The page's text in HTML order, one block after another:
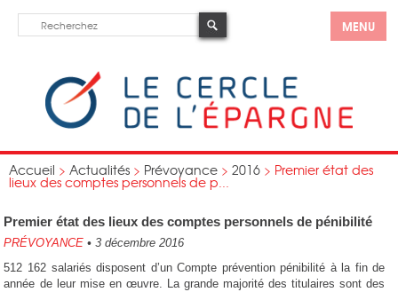
MENU
Accueil > Actualités > Prévoyance > 2016 > Premier état des
lieux des comptes personnels de p...
Premier état des lieux des comptes personnels de pénibilité
PRÉVOYANCE • 3 décembre 2016
512 162 salariés disposent d’un Compte prévention pénibilité à la fin de
année de leur mise en œuvre. La grande majorité des titulaires sont des